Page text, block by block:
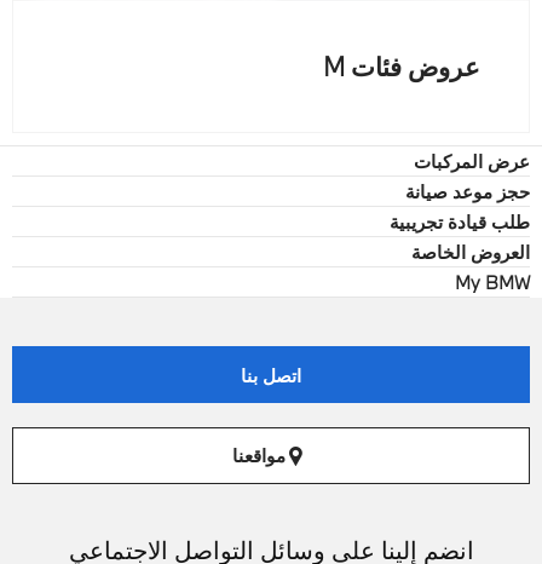
عروض فئات M
عرض المركبات
حجز موعد صيانة
طلب قيادة تجريبية
العروض الخاصة
My BMW
اتصل بنا
مواقعنا
انضم إلينا على وسائل التواصل الاجتماعي